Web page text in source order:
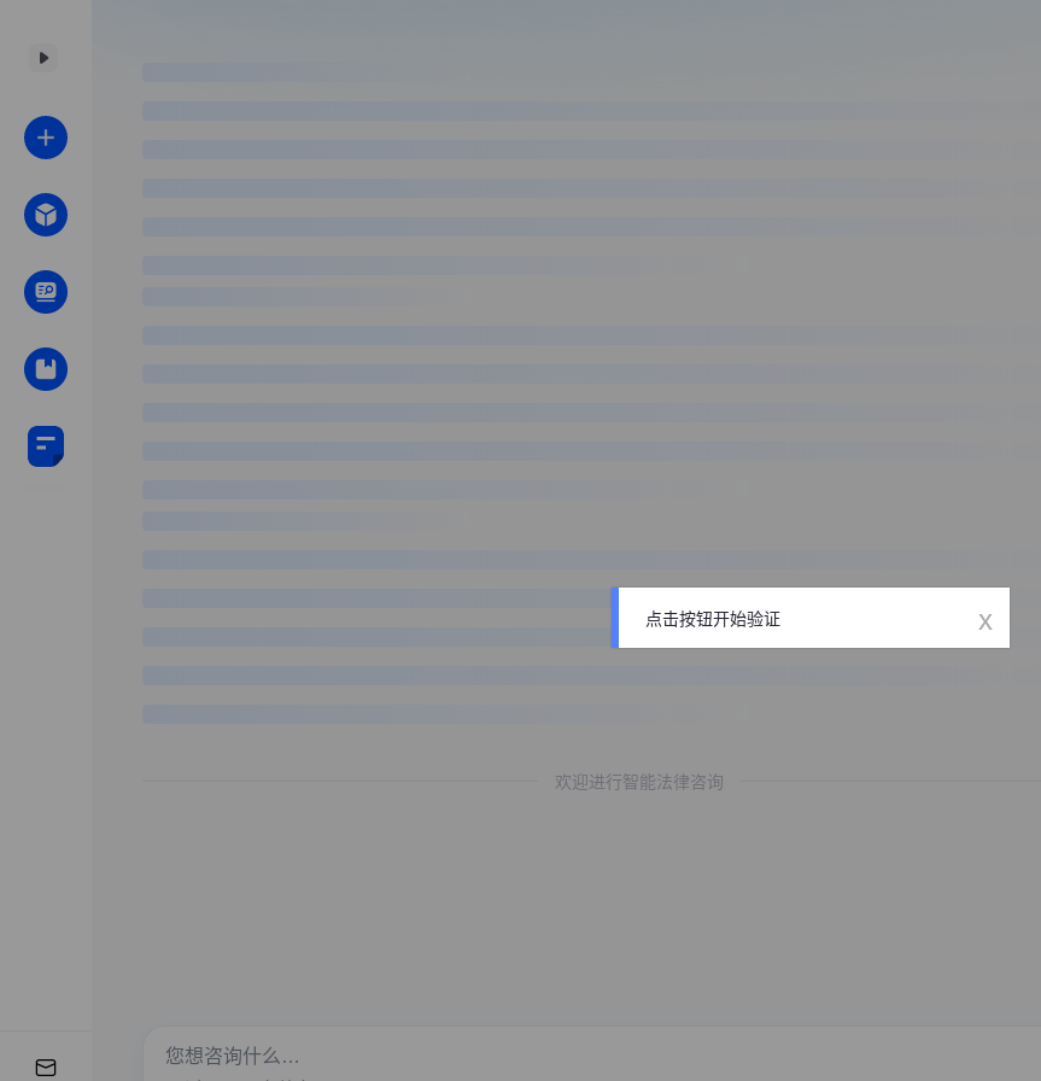
欢迎进行智能法律咨询
点击按钮开始验证 x